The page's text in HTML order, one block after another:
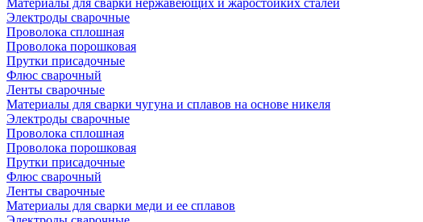
Материалы для сварки нержавеющих и жаростойких сталей
Электроды сварочные
Проволока сплошная
Проволока порошковая
Прутки присадочные
Флюс сварочный
Ленты сварочные
Материалы для сварки чугуна и сплавов на основе никеля
Электроды сварочные
Проволока сплошная
Проволока порошковая
Прутки присадочные
Флюс сварочный
Ленты сварочные
Материалы для сварки меди и ее сплавов